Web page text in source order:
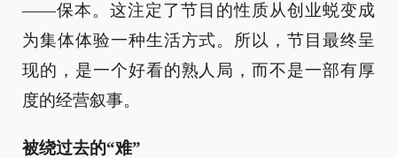
——保本。这注定了节目的性质从创业蜕变成
为集体体验一种生活方式。所以，节目最终呈
现的，是一个好看的熟人局，而不是一部有厚
度的经营叙事。
被绕过去的“难”